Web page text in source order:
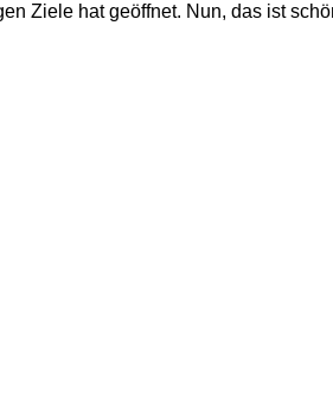
Ziele hat geöffnet. Nun, das ist